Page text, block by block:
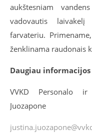
aukštesniam
vadovautis
farvateriu.
ženklinama raudonais
Daugiau informacijos
VVKD Personalo ir
Juozapone